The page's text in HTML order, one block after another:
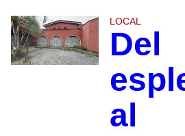
LOCAL
Del
al